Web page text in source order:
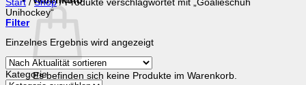
Es befinden sich keine Produkte im Warenkorb.
Start / Shop /Produkte verschlagwortet mit „Goalieschuh
Unihockey“
Filter
Einzelnes Ergebnis wird angezeigt
Kategorie